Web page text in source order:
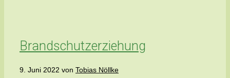
Brandschutzerziehung
9. Juni 2022 von Tobias Nöllke